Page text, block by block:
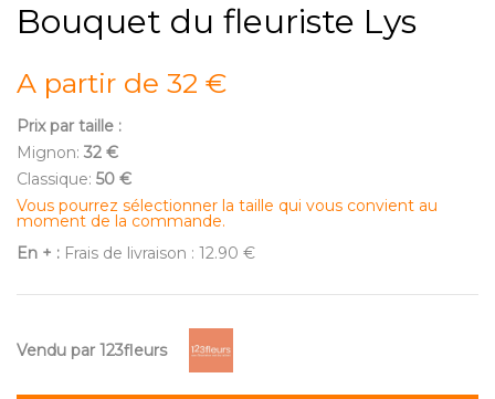
Bouquet du fleuriste Lys
A partir de 32 €
Prix par taille :
Mignon: 32 €
Classique: 50 €
Vous pourrez sélectionner la taille qui vous convient au
moment de la commande.
En + : Frais de livraison : 12.90 €
Vendu par 123fleurs